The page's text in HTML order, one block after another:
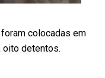
colocadas em
oito detentos.